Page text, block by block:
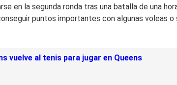
en la segunda ronda tras una batalla de una
puntos importantes con algunas voleas o
vuelve al tenis para jugar en Queens